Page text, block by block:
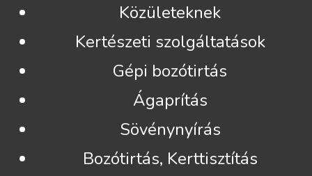
Közületeknek
Kertészeti szolgáltatások
Gépi bozótirtás
Ágaprítás
Sövénynyírás
Bozótirtás, Kerttisztítás